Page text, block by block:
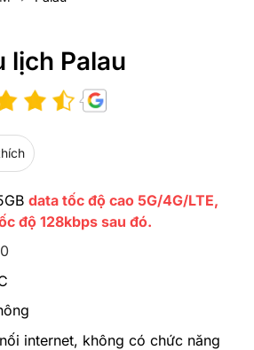
lịch Palau
data tốc độ cao 5G/4G/LTE,
độ 128kbps sau đó.
internet, không có chức năng